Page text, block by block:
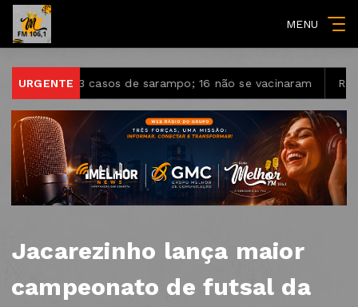
MENU
URGENTE
casos de sarampo; 16 não se vacinaram Retiradas da
Jacarezinho lança maior
campeonato de futsal da